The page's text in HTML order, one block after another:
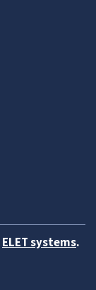
ELET systems.